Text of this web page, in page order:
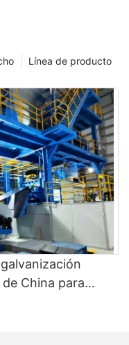
Línea de producto
China para